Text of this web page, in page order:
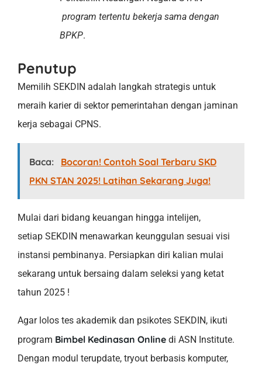
program tertentu bekerja sama dengan
BPKP.
Penutup
Memilih SEKDIN adalah langkah strategis untuk
meraih karier di sektor pemerintahan dengan jaminan
kerja sebagai CPNS.
Baca:
Bocoran! Contoh Soal Terbaru SKD
PKN STAN 2025! Latihan Sekarang Juga!
Mulai dari bidang keuangan hingga intelijen,
setiap SEKDIN menawarkan keunggulan sesuai visi
instansi pembinanya. Persiapkan diri kalian mulai
sekarang untuk bersaing dalam seleksi yang ketat
tahun 2025 !
Agar lolos tes akademik dan psikotes SEKDIN, ikuti
program Bimbel Kedinasan Online di ASN Institute.
Dengan modul terupdate, tryout berbasis komputer,